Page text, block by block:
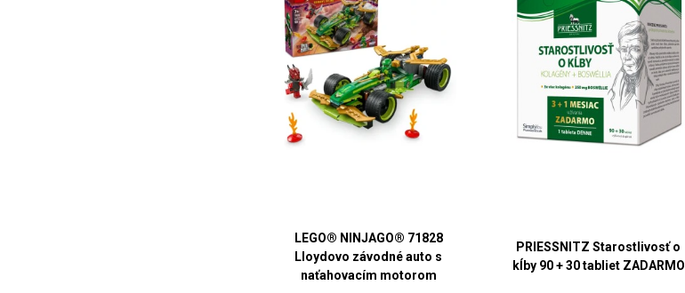
LEGO® NINJAGO® 71828
Lloydovo závodné auto s
naťahovacím motorom
PRIESSNITZ Starostlivosť o
kĺby 90 + 30 tabliet ZADARMO